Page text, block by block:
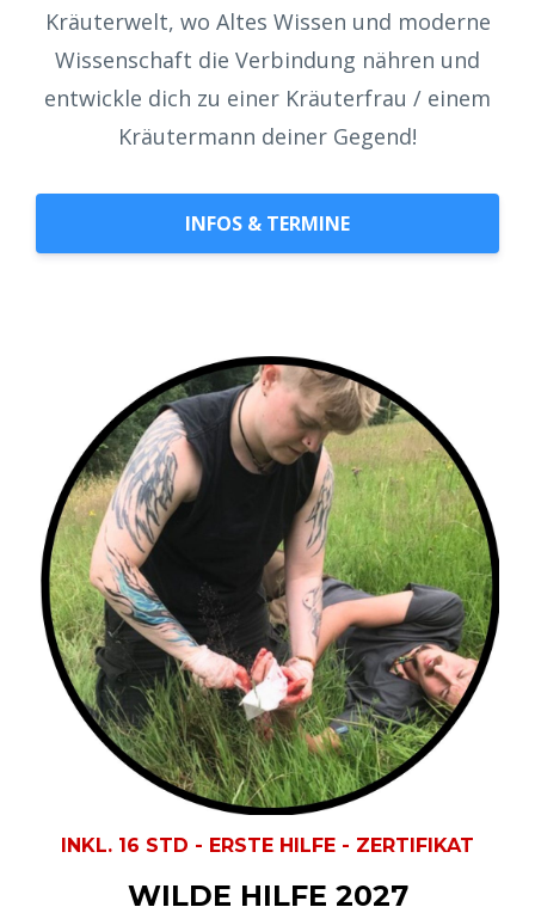
Kräuterwelt, wo Altes Wissen und moderne
Wissenschaft die Verbindung nähren und
entwickle dich zu einer Kräuterfrau / einem
Kräutermann deiner Gegend!
INFOS & TERMINE
INKL. 16 STD - ERSTE HILFE - ZERTIFIKAT
WILDE HILFE 2027